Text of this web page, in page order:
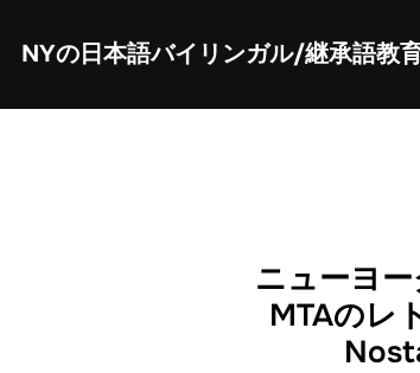
content
NYの日本語バイリンガル/継承語教
ニューヨ
MTAのレ